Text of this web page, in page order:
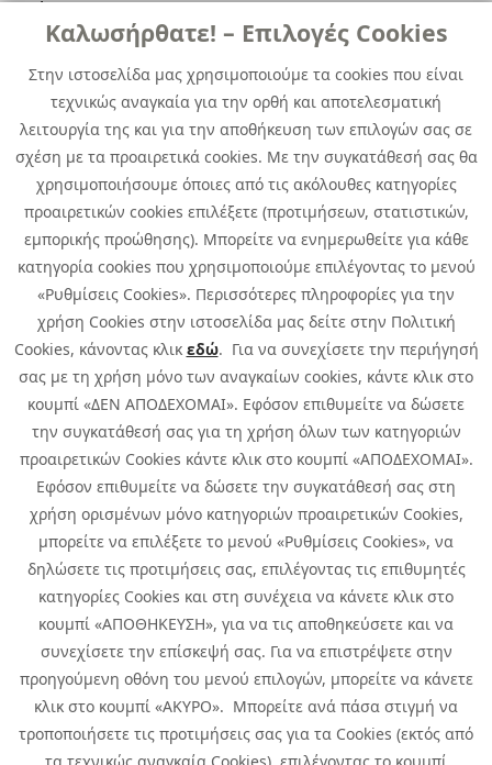
Καλωσήρθατε! – Επιλογές Cookies
Στην ιστοσελίδα μας χρησιμοποιούμε τα cookies που είναι
τεχνικώς αναγκαία για την ορθή και αποτελεσματική
λειτουργία της και για την αποθήκευση των επιλογών σας σε
σχέση με τα προαιρετικά cookies. Με την συγκατάθεσή σας θα
χρησιμοποιήσουμε όποιες από τις ακόλουθες κατηγορίες
προαιρετικών cookies επιλέξετε (προτιμήσεων, στατιστικών,
εμπορικής προώθησης). Μπορείτε να ενημερωθείτε για κάθε
κατηγορία cookies που χρησιμοποιούμε επιλέγοντας το μενού
«Ρυθμίσεις Cookies». Περισσότερες πληροφορίες για την
χρήση Cookies στην ιστοσελίδα μας δείτε στην Πολιτική
Cookies, κάνοντας κλικ εδώ. Για να συνεχίσετε την περιήγησή
σας με τη χρήση μόνο των αναγκαίων cookies, κάντε κλικ στο
κουμπί «ΔΕΝ ΑΠΟΔΕΧΟΜΑΙ». Εφόσον επιθυμείτε να δώσετε
την συγκατάθεσή σας για τη χρήση όλων των κατηγοριών
προαιρετικών Cookies κάντε κλικ στο κουμπί «ΑΠΟΔΕΧΟΜΑΙ».
Εφόσον επιθυμείτε να δώσετε την συγκατάθεσή σας στη
χρήση ορισμένων μόνο κατηγοριών προαιρετικών Cookies,
μπορείτε να επιλέξετε το μενού «Ρυθμίσεις Cookies», να
δηλώσετε τις προτιμήσεις σας, επιλέγοντας τις επιθυμητές
κατηγορίες Cookies και στη συνέχεια να κάνετε κλικ στο
κουμπί «ΑΠΟΘΗΚΕΥΣΗ», για να τις αποθηκεύσετε και να
συνεχίσετε την επίσκεψή σας. Για να επιστρέψετε στην
προηγούμενη οθόνη του μενού επιλογών, μπορείτε να κάνετε
κλικ στο κουμπί «ΑΚΥΡΟ». Μπορείτε ανά πάσα στιγμή να
τροποποιήσετε τις προτιμήσεις σας για τα Cookies (εκτός από
Χρήσιμα
Χρήσιμα
Επικοινωνία
Media Kit
Καριέρα
Όμιλος Quest
Site Map
Copyright © 2026 Infoquest.gr Με επιφύλαξη κάθε νόμιμου δικαιώματος.
Πολιτική Cookies Προτιμήσεις Cookies | Όροι Χρήσης